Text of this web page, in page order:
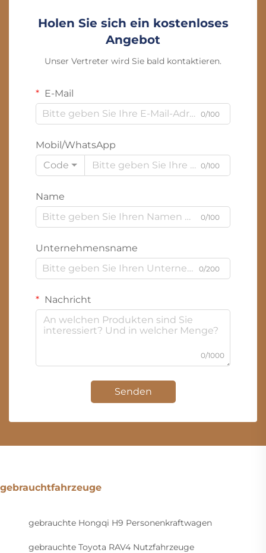
Holen Sie sich ein kostenloses
Angebot
Unser Vertreter wird Sie bald kontaktieren.
E-Mail
0/100
Mobil/WhatsApp
Code
0/100
Name
0/100
Unternehmensname
0/200
Nachricht
0/1000
Senden
gebrauchtfahrzeuge
gebrauchte Hongqi H9 Personenkraftwagen
gebrauchte Toyota RAV4 Nutzfahrzeuge